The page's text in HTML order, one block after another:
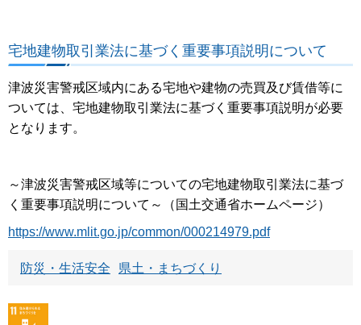
宅地建物取引業法に基づく重要事項説明について
津波災害警戒区域内にある宅地や建物の売買及び賃借等に
ついては、宅地建物取引業法に基づく重要事項説明が必要
となります。
～津波災害警戒区域等についての宅地建物取引業法に基づ
く重要事項説明について～（国土交通省ホームページ）
https://www.mlit.go.jp/common/000214979.pdf
防災・生活安全 県土・まちづくり